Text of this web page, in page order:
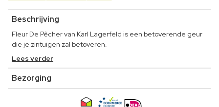
Beschrijving
Fleur De Pêcher van Karl Lagerfeld is een betoverende geur
die je zintuigen zal betoveren.
Lees verder
Bezorging